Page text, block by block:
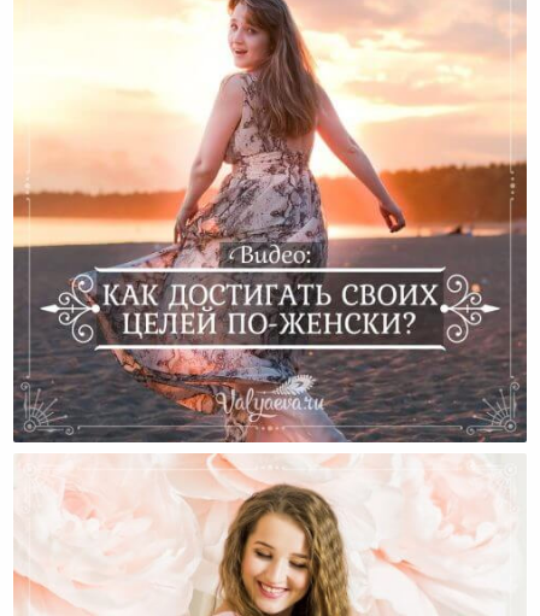
Как Достигать Своих Целей По-Женски? Валяева
Ольга